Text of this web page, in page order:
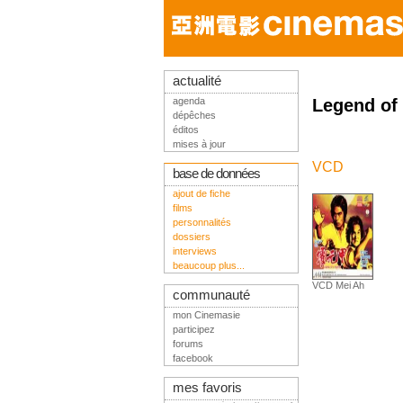
Legend
VCD
VCD Mei Ah
actualité
agenda
dépêches
éditos
mises à jour
base de données
ajout de fiche
films
personnalités
dossiers
interviews
beaucoup plus...
communauté
mon Cinemasie
participez
forums
facebook
mes favoris